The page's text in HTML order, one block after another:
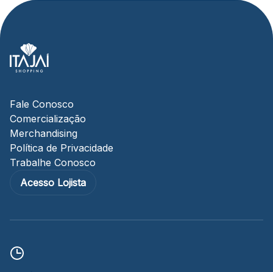
Fale Conosco
Comercialização
Merchandising
Política de Privacidade
Trabalhe Conosco
Acesso Lojista